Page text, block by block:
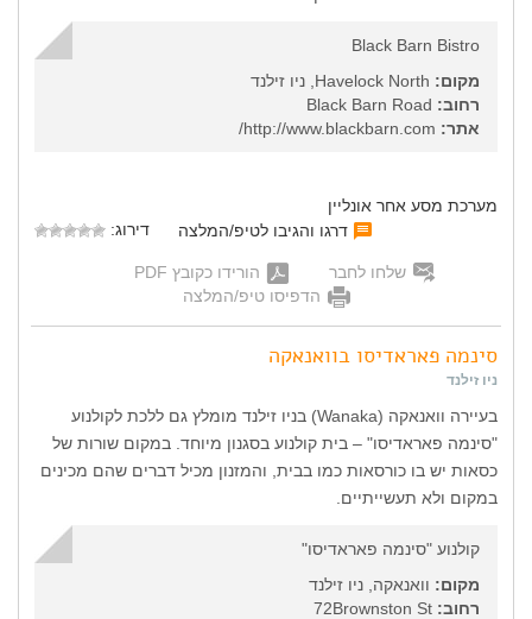
Black Barn Bistro
מקום:
רחוב:
אתר:
מערכת מסע אחר אונליין
דרגו והגיבו לטיפ/המלצה
דירוג:
שלחו לחבר
הורידו כקובץ PDF
הדפיסו טיפ/המלצה
סינמה פאראדיסו בוואנאקה
ניו זילנד
בעיירה וואנאקה (Wanaka) בניו זילנד מומלץ גם ללכת לקולנוע
"סינמה פאראדיסו" – בית קולנוע בסגנון מיוחד. במקום שורות של
כסאות יש בו כורסאות כמו בבית, והמזנון מכיל דברים שהם מכינים
במקום ולא תעשייתיים.
קולנוע "סינמה פאראדיסו"
מקום: וואנאקה, ניו זילנד
רחוב: